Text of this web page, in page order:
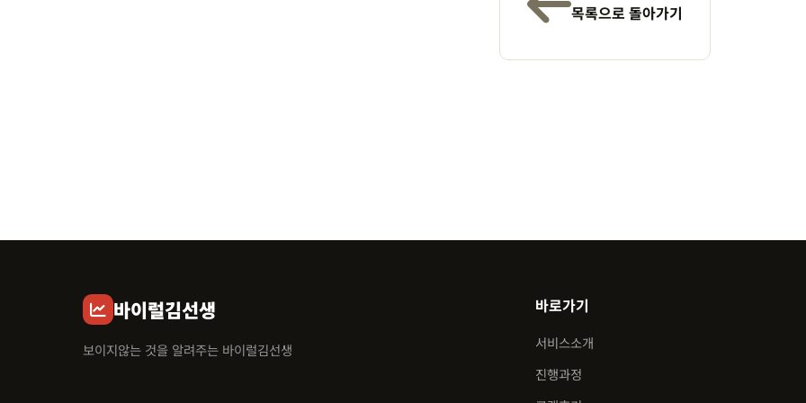
목록으로 돌아가기
바이럴김선생
보이지않는 것을 알려주는 바이럴김선생
바로가기
서비스소개
진행과정